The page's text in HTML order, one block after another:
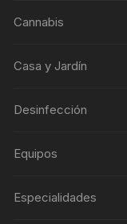
Cannabis
Casa y Jardín
Desinfección
Equipos
Especialidades